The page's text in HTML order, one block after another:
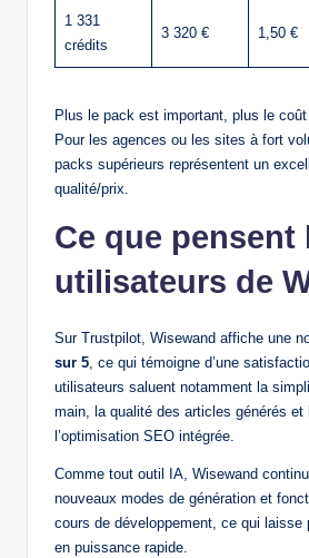
1 331
crédits
3 320 € 1,50 €
Plus le pack est important, plus le
Pour les agences ou les sites à fort
packs supérieurs représentent un
qualité/prix.
Ce que pensent
utilisateurs de
Sur Trustpilot, Wisewand affiche une
sur 5, ce qui témoigne d’une
utilisateurs saluent notamment la
main, la qualité des articles générés et
l’optimisation SEO intégrée.
Comme tout outil IA, Wisewand
nouveaux modes de génération et
cours de développement, ce qui laisse
en puissance rapide.